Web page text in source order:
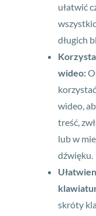
ułatwić
długich
wideo:
wideo,
treść,
lub w
dźwięku.
skróty